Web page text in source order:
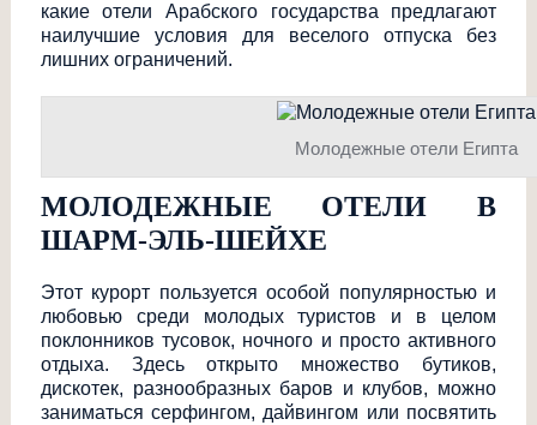
какие отели Арабского государства предлагают
наилучшие условия для веселого отпуска без
лишних ограничений.
Молодежные отели Египта
МОЛОДЕЖНЫЕ ОТЕЛИ В
ШАРМ-ЭЛЬ-ШЕЙХЕ
Этот курорт пользуется особой популярностью и
любовью среди молодых туристов и в целом
поклонников тусовок, ночного и просто активного
отдыха. Здесь открыто множество бутиков,
дискотек, разнообразных баров и клубов, можно
заниматься серфингом, дайвингом или посвятить